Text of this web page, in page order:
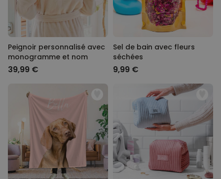
Peignoir personnalisé avec
monogramme et nom
39,99 €
Sel de bain avec fleurs
séchées
9,99 €